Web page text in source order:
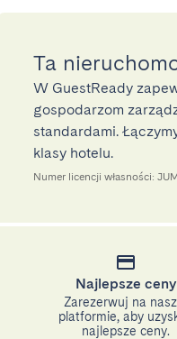
Ta
W GuestReady
gospodarzom
standardami.
klasy hotelu.
Numer licencji własności:
Najlepsze ceny
Zarezerwuj na
platformie, aby
najlepsze ceny.